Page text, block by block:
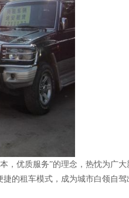
优质服务”的理念，热忱为广大
的租车模式，成为城市白领自